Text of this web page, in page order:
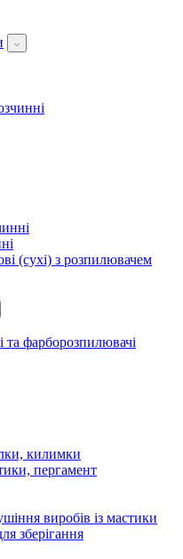
(сухі) з розпилювачем
фарборозпилювачі
килимки
пергамент
виробів із мастики
зберігання